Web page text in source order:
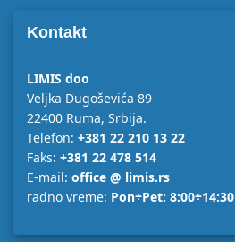
Kontakt
LIMIS doo
Veljka Dugoševića 89
22400 Ruma, Srbija.
Telefon: +381 22 210 13 22
Faks: +381 22 478 514
E-mail: office @ limis.rs
radno vreme: Pon÷Pet: 8:00÷14:30